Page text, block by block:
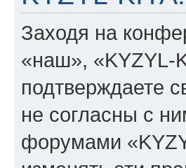
Заходя на
«наш», «KYZYL-
подтверждаете
не согласны с
форумами